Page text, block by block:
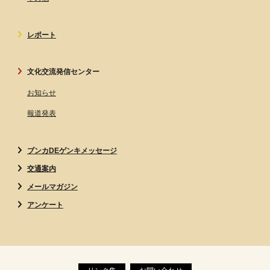
レポート
文化交流発信センター
お知らせ
報道発表
ブンカDEゲンキメッセージ
交通案内
メールマガジン
アンケート